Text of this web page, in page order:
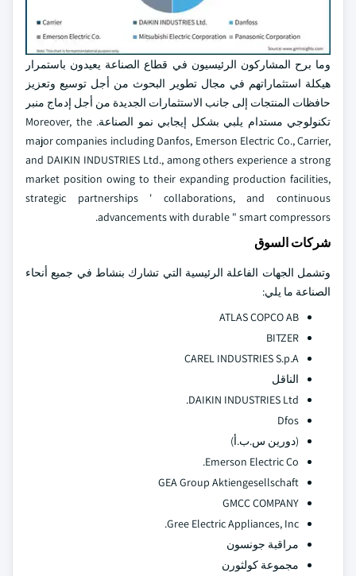
وما برح المشاركون الرئيسيون في قطاع الصناعة يعيدون باستمرار
هيكلة استثماراتهم في مجال تطوير البحوث من أجل توسيع وتعزيز
حافظات المنتجات إلى جانب الاستثمارات الجديدة من أجل إدماج منبر
تكنولوجي مستدام يلبي بشكل إيجابي نمو الصناعة. Moreover, the
major companies including Danfos, Emerson Electric Co., Carrier,
and DAIKIN INDUSTRIES Ltd., among others experience a strong
market position owing to their expanding production facilities,
strategic partnerships ' collaborations, and continuous
advancements with durable " smart compressors.
شركات السوق
وتشمل الجهات الفاعلة الرئيسية التي تشارك بنشاط في جميع أنحاء
الصناعة ما يلي:
ATLAS COPCO AB
BITZER
CAREL INDUSTRIES S.p.A
الناقل
DAIKIN INDUSTRIES Ltd.
Dfos
(دورين س.ب.أ)
Emerson Electric Co.
GEA Group Aktiengesellschaft
GMCC COMPANY
Gree Electric Appliances, Inc.
مراقبة جونسون
مجموعة كولثورن